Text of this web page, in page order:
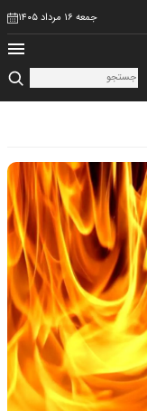
جمعه ۱۶ مرداد ۱۴۰۵